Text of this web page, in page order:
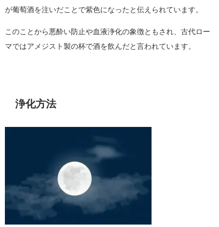
が葡萄酒を注いだことで紫色になったと伝えられています。
このことから悪酔い防止や血液浄化の象徴ともされ、古代ロー
マではアメジスト製の杯で酒を飲んだと言われています。
浄化方法